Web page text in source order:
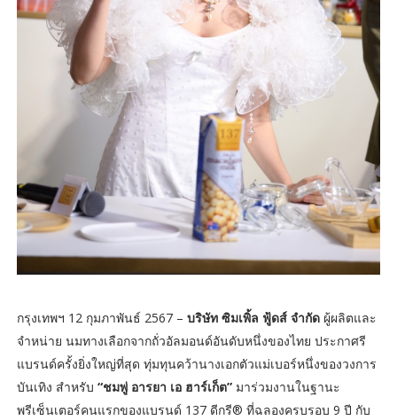
กรุงเทพฯ 12 กุมภาพันธ์ 2567 – บริษัท ซิมเพิ้ล ฟู้ดส์ จำกัดผู้ผลิตและ
จำหน่าย นมทางเลือกจากถั่วอัลมอนด์อันดับหนึ่งของไทย ประกาศรี
แบรนด์ครั้งยิ่งใหญ่ที่สุด ทุ่มทุนคว้านางเอกตัวแม่เบอร์หนึ่งของวงการ
บันเทิง สำหรับ “ชมพู่ อารยา เอ ฮาร์เก็ต” มาร่วมงานในฐานะ
พรีเซ็นเตอร์คนแรกของแบรนด์ 137 ดีกรี® ที่ฉลองครบรอบ 9 ปี กับ